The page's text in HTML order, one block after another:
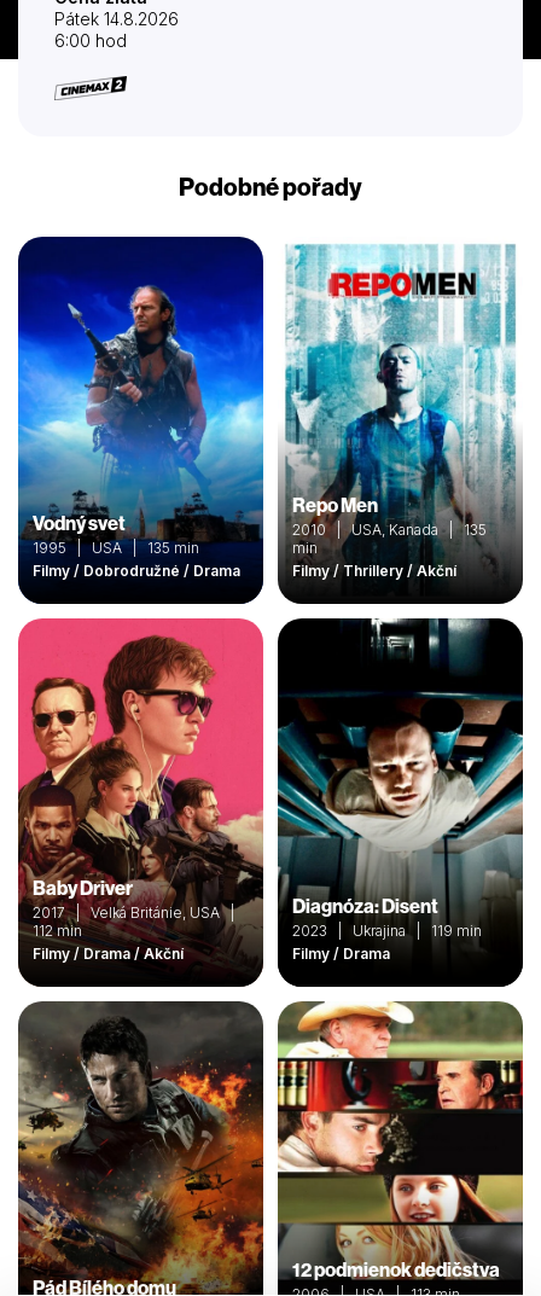
Pátek 14.8.2026
6:00 hod
Podobné pořady
Vodný svet
1995 | USA | 135 min
Filmy / Dobrodružné / Drama
Repo Men
2010 | USA, Kanada | 135
min
Filmy / Thrillery / Akční
Baby Driver
2017 | Velká Británie, USA |
112 min
Filmy / Drama / Akční
Diagnóza: Disent
2023 | Ukrajina | 119 min
Filmy / Drama
Pád Bílého domu
12 podmienok dedičstva